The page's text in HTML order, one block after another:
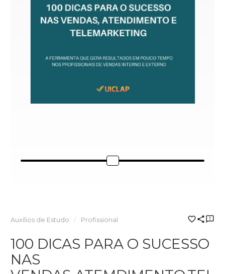
Auxílios de Estudo Profissional
100 DICAS PARA O SUCESSO
NAS